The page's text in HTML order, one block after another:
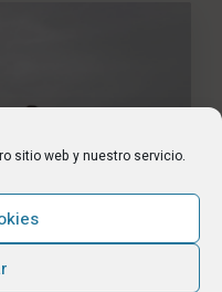
sitio web y nuestro servicio.